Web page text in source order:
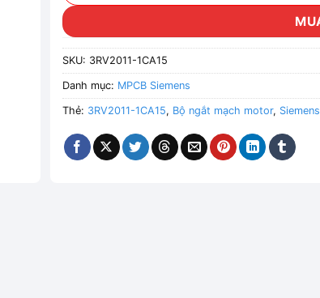
SKU: 3RV2011-1CA15
Danh mục: MPCB Siemens
Thẻ: 3RV2011-1CA15, Bộ ngắt mạch motor, Siemens